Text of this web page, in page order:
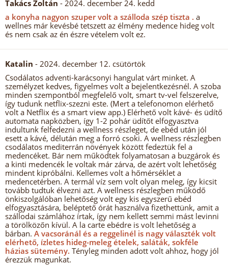
Takács Zoltán - 2024. december 24. kedd
a konyha nagyon szuper volt a szálloda szép tiszta . a
wellnes már kevésbé tetszett az élmény medence hideg volt
és nem csak az én észre vételem volt ez.
Katalin - 2024. december 12. csütörtök
Csodálatos adventi-karácsonyi hangulat várt minket. A
személyzet kedves, figyelmes volt a bejelentkezésnél. A szoba
minden szempontból megfelelő volt, smart tv-vel felszerelve,
így tudunk netflix-szezni este. (Mert a telefonomon elérhető
volt a Netflix és a smart view app.) Elérhető volt kávé- és üdítő
automata napközben, így 1-2 pohár üdítőt elfogyasztva
indultunk felfedezni a wellness részleget, de ebéd után jól
esett a kávé, délután meg a forró csoki. A wellness részlegben
csodálatos mediterrán növények között fedeztük fel a
medencéket. Bár nem működtek folyamatosan a buzgárok és
a kinti medencék le voltak már zárva, de azért volt lehetőség
mindent kipróbálni. Kellemes volt a hőmérséklet a
medencetérben. A termál víz sem volt olyan meleg, így kicsit
tovább tudtuk élvezni azt. A wellness részlegben működő
önkiszolgálóban lehetőség volt egy kis egyszerű ebéd
elfogyasztására, beléptető órát használva fizethettünk, amit a
szállodai számlához írtak, így nem kellett semmi mást levinni
a törölközőn kívül. A la carte ebédre is volt lehetőség a
bárban. A vacsoránál és a reggelinél is nagy választék volt
elérhető, ízletes hideg-meleg ételek, saláták, sokféle
házias sütemény. Tényleg minden adott volt ahhoz, hogy jól
érezzük magunkat.